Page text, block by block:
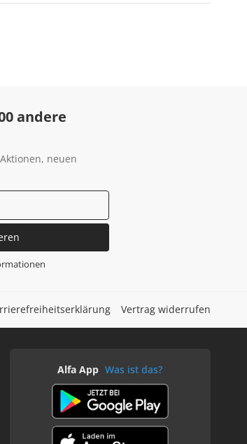
andere
neuen
Vertrag widerrufen
Alfa App Was ist das?